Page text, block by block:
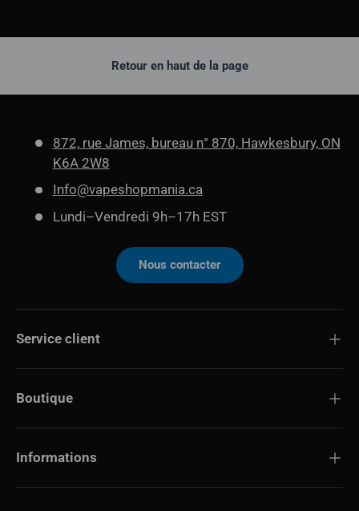
Retour en haut de la page
872, rue James, bureau n° 870, Hawkesbury, ON
K6A 2W8
Info@vapeshopmania.ca
Lundi–Vendredi 9h–17h EST
Nous contacter
Service client
Boutique
Informations